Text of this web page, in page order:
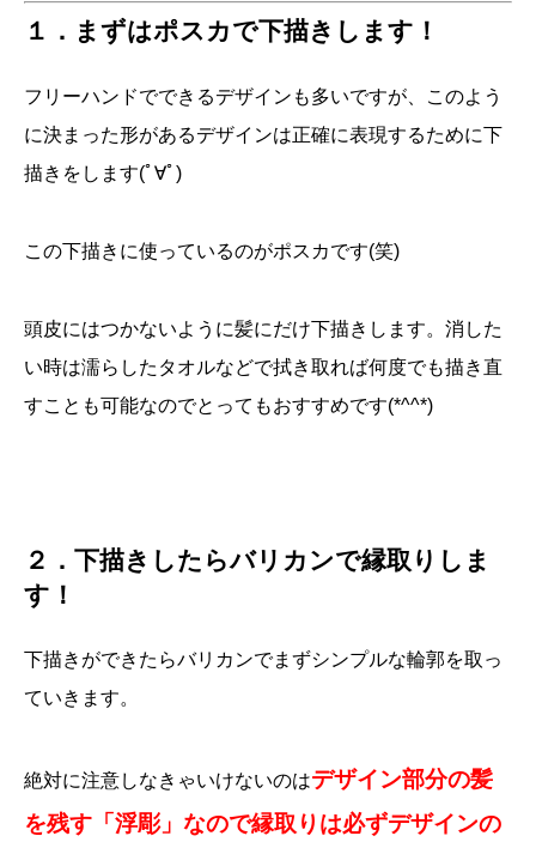
１．まずはポスカで下描きします！
フリーハンドでできるデザインも多いですが、このよう
に決まった形があるデザインは正確に表現するために下
描きをします(ﾟ∀ﾟ)
この下描きに使っているのがポスカです(笑)
頭皮にはつかないように髪にだけ下描きします。消した
い時は濡らしたタオルなどで拭き取れば何度でも描き直
すことも可能なのでとってもおすすめです(*^^*)
２．下描きしたらバリカンで縁取りしま
す！
下描きができたらバリカンでまずシンプルな輪郭を取っ
ていきます。
絶対に注意しなきゃいけないのはデザイン部分の髪
を残す「浮彫」なので縁取りは必ずデザインの